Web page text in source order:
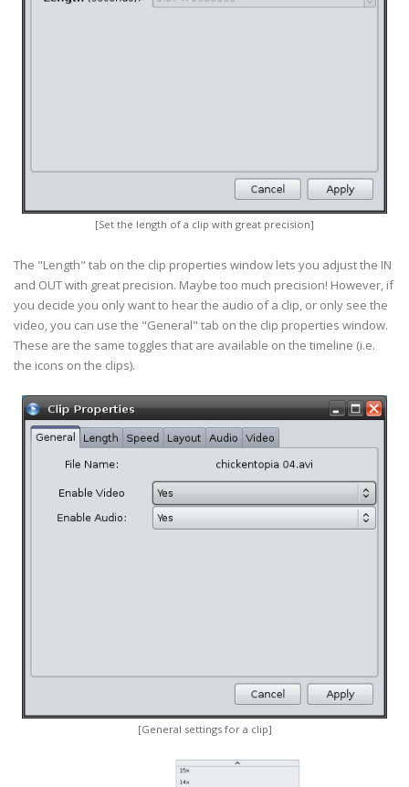
[Set the length of a clip with great precision]
The "Length" tab on the clip properties window lets you adjust the IN
and OUT with great precision. Maybe too much precision! However, if
you decide you only want to hear the audio of a clip, or only see the
video, you can use the "General" tab on the clip properties window.
These are the same toggles that are available on the timeline (i.e.
the icons on the clips).
[General settings for a clip]